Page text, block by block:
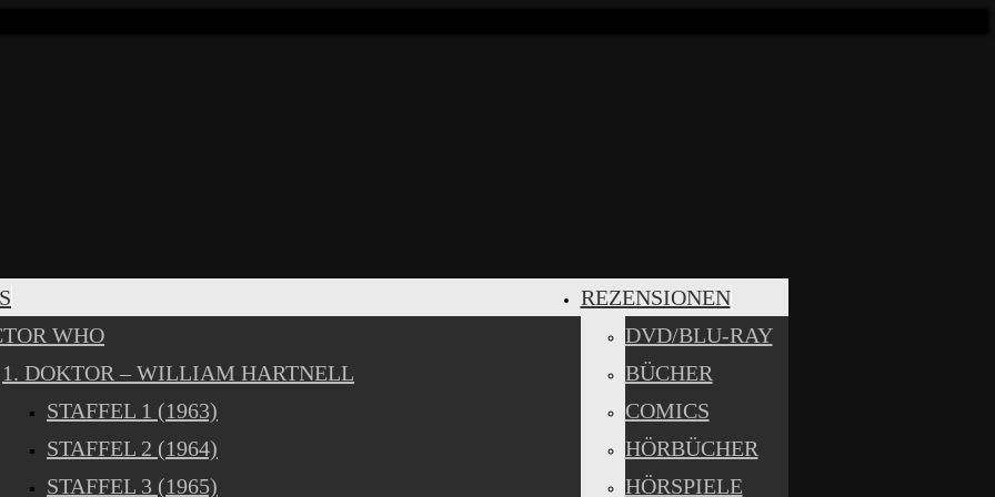
WHO
1. DOKTOR – WILLIAM HARTNELL
STAFFEL 1 (1963)
STAFFEL 2 (1964)
STAFFEL 3 (1965)
REZENSIONEN
DVD/BLU-RAY
BÜCHER
COMICS
HÖRBÜCHER
HÖRSPIELE